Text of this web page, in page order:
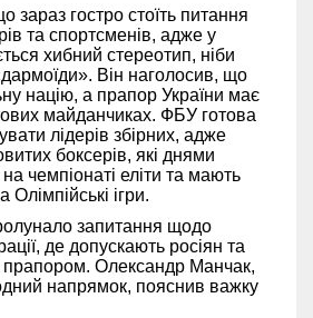
зараз гостро стоїть питання
та спортсменів, адже у
хибний стереотип, ніби
Він наголосив, що
націю, а прапор України має
майданчиках. ФБУ готова
лідерів збірних, адже
боксерів, які днями
чемпіонаті еліти та мають
ігри.
запитання щодо
де допускають росіян та
прапором. Олександр Манчак,
напрямок, пояснив важку